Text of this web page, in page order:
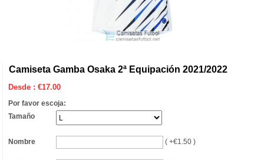
Camiseta Gamba Osaka 2ª Equipación 2021/2022
Desde :€17.00
Por favor escoja:
Tamaño
Nombre ( +€1.50 )